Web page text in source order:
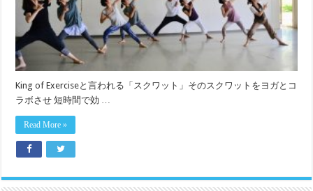
King of Exerciseと言われる「スクワット」そのスクワットをヨガとコ
ラボさせ 短時間で効 …
Read More »